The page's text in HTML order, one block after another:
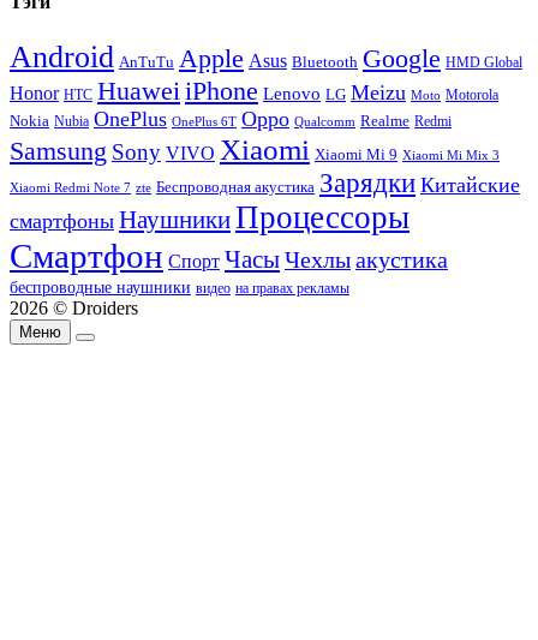
Android AnTuTu Apple Asus Bluetooth Google HMD Global
Honor HTC Huawei iPhone Lenovo LG Meizu Moto Motorola
Nokia Nubia OnePlus OnePlus 6T Oppo Qualcomm Realme Redmi
Samsung Sony VIVO Xiaomi Xiaomi Mi 9 Xiaomi Mi Mix 3
Xiaomi Redmi Note 7 zte Беспроводная акустика Зарядки Китайские
смартфоны НаушникиПроцессоры
Смартфон Спорт ЧасыЧехлыакустика
беспроводные наушники видео на правах рекламы
2026 © Droiders
Меню